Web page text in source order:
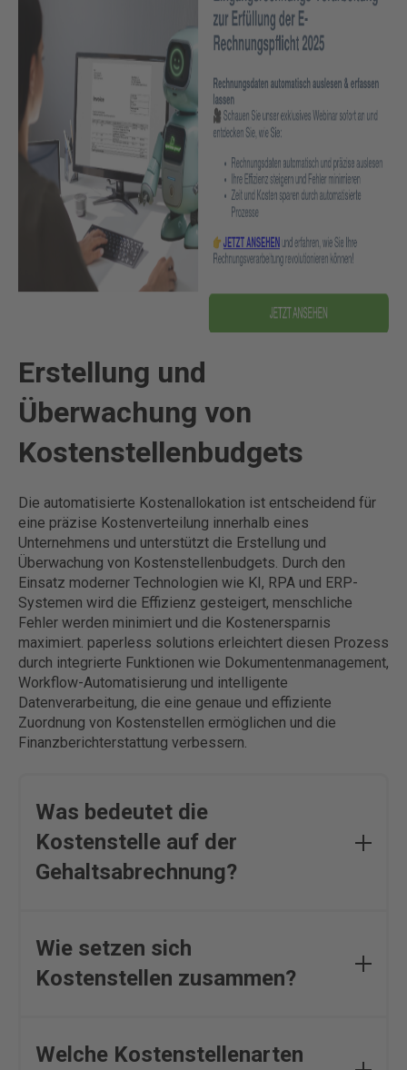
Erstellung und
Überwachung von
Kostenstellenbudgets
Die automatisierte Kostenallokation ist entscheidend für
eine präzise Kostenverteilung innerhalb eines
Unternehmens und unterstützt die Erstellung und
Überwachung von Kostenstellenbudgets. Durch den
Einsatz moderner Technologien wie KI, RPA und ERP-
Systemen wird die Effizienz gesteigert, menschliche
Fehler werden minimiert und die Kostenersparnis
maximiert. paperless solutions erleichtert diesen Prozess
durch integrierte Funktionen wie Dokumentenmanagement,
Workflow-Automatisierung und intelligente
Datenverarbeitung, die eine genaue und effiziente
Zuordnung von Kostenstellen ermöglichen und die
Finanzberichterstattung verbessern.
Was bedeutet die
Kostenstelle auf der
Gehaltsabrechnung?
der Kostenallokation und ermöglicht die Zuordnung
von Kosten zu spezifischen Abteilungen oder
Projekten, was eine präzise Kostenverteilung und
Betriebskosten analysieren, optimieren und
Wie setzen sich
Kostenstellen zusammen?
Abteilungen oder Projekten zusammen, denen direkt
zurechenbare Kosten durch Kostenallokation und
Welche Kostenstellenarten